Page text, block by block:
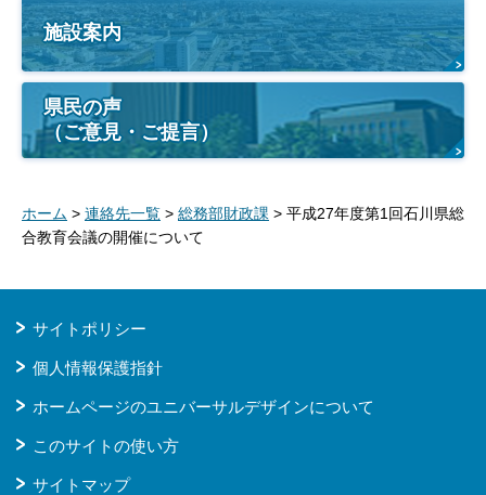
施設案内
県民の声
（ご意見・ご提言）
ホーム > 連絡先一覧 > 総務部財政課 > 平成27年度第1回石川県総
合教育会議の開催について
サイトポリシー
個人情報保護指針
ホームページのユニバーサルデザインについて
このサイトの使い方
サイトマップ